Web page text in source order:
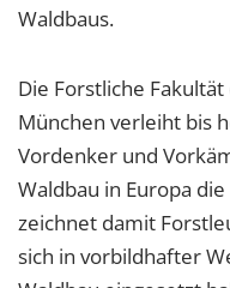
Waldbaus.
Die Forstliche
München verleiht bis
Vordenker und
Waldbau in Europa
zeichnet damit
sich in vorbildhafter
YouTube
Vimeo